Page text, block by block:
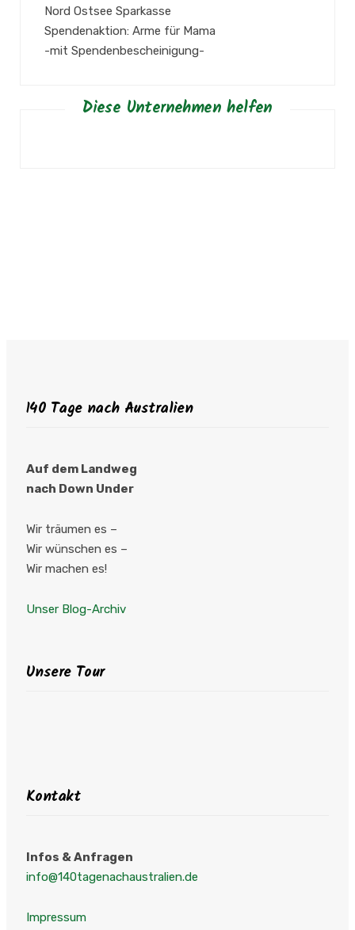
Nord Ostsee Sparkasse
Spendenaktion: Arme für Mama
-mit Spendenbescheinigung-
Diese Unternehmen helfen
140 Tage nach Australien
Auf dem Landweg
nach Down Under
Wir träumen es –
Wir wünschen es –
Wir machen es!
Unser Blog-Archiv
Unsere Tour
Kontakt
Infos & Anfragen
info@140tagenachaustralien.de
Impressum